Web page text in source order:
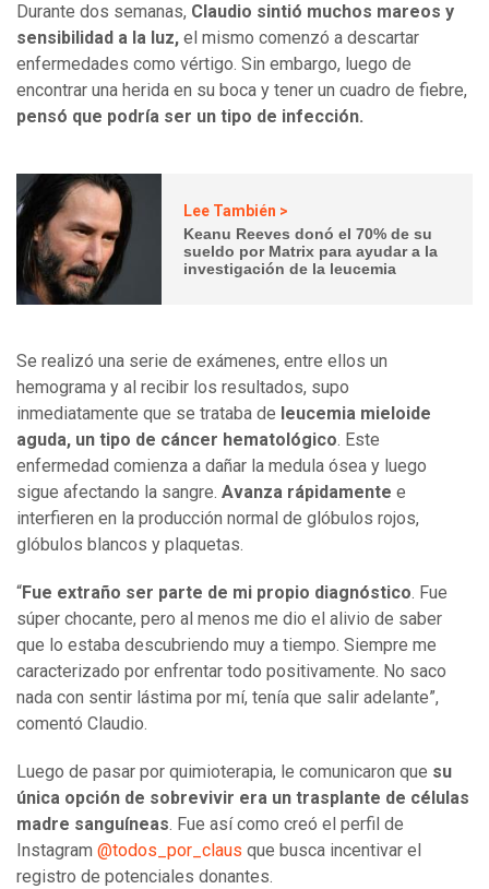
Durante dos semanas, Claudio sintió muchos mareos y
sensibilidad a la luz, el mismo comenzó a descartar
enfermedades como vértigo. Sin embargo, luego de
encontrar una herida en su boca y tener un cuadro de fiebre,
pensó que podría ser un tipo de infección.
Lee También >
Keanu Reeves donó el 70% de su
sueldo por Matrix para ayudar a la
investigación de la leucemia
Se realizó una serie de exámenes, entre ellos un
hemograma y al recibir los resultados, supo
inmediatamente que se trataba de leucemia mieloide
aguda, un tipo de cáncer hematológico. Este
enfermedad comienza a dañar la medula ósea y luego
sigue afectando la sangre. Avanza rápidamente e
interfieren en la producción normal de glóbulos rojos,
glóbulos blancos y plaquetas.
“Fue extraño ser parte de mi propio diagnóstico. Fue
súper chocante, pero al menos me dio el alivio de saber
que lo estaba descubriendo muy a tiempo. Siempre me
caracterizado por enfrentar todo positivamente. No saco
nada con sentir lástima por mí, tenía que salir adelante”,
comentó Claudio.
Luego de pasar por quimioterapia, le comunicaron que su
única opción de sobrevivir era un trasplante de células
madre sanguíneas. Fue así como creó el perfil de
Instagram @todos_por_claus que busca incentivar el
registro de potenciales donantes.